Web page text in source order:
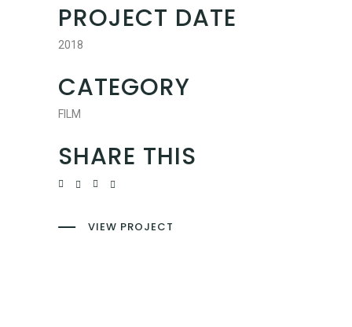
PROJECT DATE
2018
CATEGORY
FILM
SHARE THIS
VIEW PROJECT